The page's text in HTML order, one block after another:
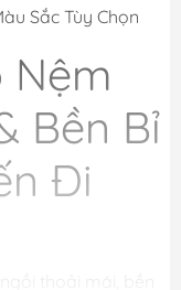
Sắc Tùy Chọn
Nệm
Bền Bỉ
Đi